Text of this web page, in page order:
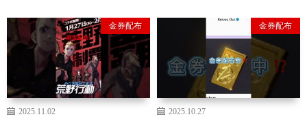
金券配布
2025.11.02
金券配布
2025.10.27